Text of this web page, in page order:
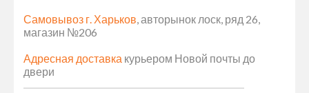
Самовывоз г. Харьков, авторынок лоск, ряд 26,
магазин №206
Адресная доставка курьером Новой почты до
двери